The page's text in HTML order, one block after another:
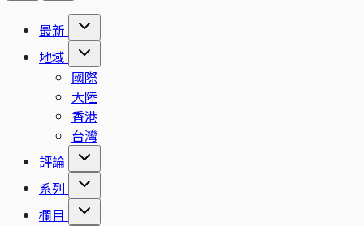
最新
地域
國際
大陸
香港
台灣
評論
系列
欄目